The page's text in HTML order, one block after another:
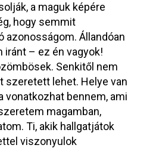
a maguk képére
hogy semmit
azonosságom. Állandóan
iránt – ez én vagyok!
Senkitől nem
szeretett lehet. Helye van
vonatkozhat bennem, ami
magamban,
Ti, akik hallgatjátok
viszonyulok